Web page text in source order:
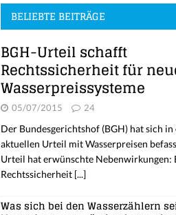
BELIEBTE BEITRÄGE
BGH-Urteil schafft
Rechtssicherheit für
Wasserpreissysteme
05/07/2015 24
Der Bundesgerichtshof (BGH) hat sich in
aktuellen Urteil mit Wasserpreisen
Urteil hat erwünschte Nebenwirkungen:
Rechtssicherheit [...]
Was sich bei den Wasserzählern